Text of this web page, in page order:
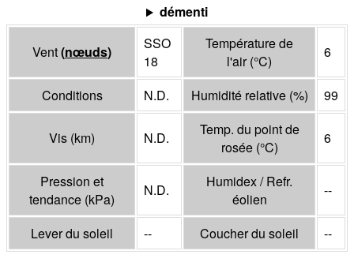
démenti
Vent(nœuds)
SSO
18
Température de
l'air(°C)
6
Conditions N.D. Humidité relative (%) 99
Vis (km) N.D.
Temp. du point de
rosée (°C)
6
Pression et
tendance (kPa)
N.D.
Humidex / Refr.
éolien
--
Lever du soleil -- Coucher du soleil --